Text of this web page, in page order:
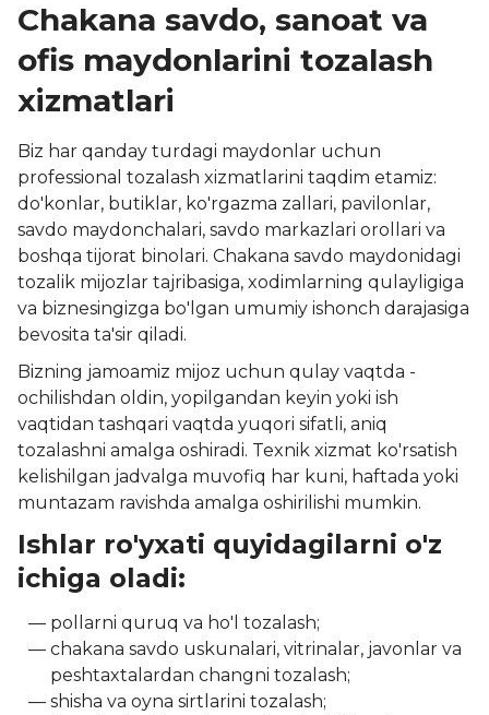
Chakana savdo, sanoat va
ofis maydonlarini tozalash
xizmatlari
Biz har qanday turdagi maydonlar uchun
professional tozalash xizmatlarini taqdim etamiz:
do'konlar, butiklar, ko'rgazma zallari, pavilonlar,
savdo maydonchalari, savdo markazlari orollari va
boshqa tijorat binolari. Chakana savdo maydonidagi
tozalik mijozlar tajribasiga, xodimlarning qulayligiga
va biznesingizga bo'lgan umumiy ishonch darajasiga
bevosita ta'sir qiladi.
Bizning jamoamiz mijoz uchun qulay vaqtda -
ochilishdan oldin, yopilgandan keyin yoki ish
vaqtidan tashqari vaqtda yuqori sifatli, aniq
tozalashni amalga oshiradi. Texnik xizmat ko'rsatish
kelishilgan jadvalga muvofiq har kuni, haftada yoki
muntazam ravishda amalga oshirilishi mumkin.
Ishlar ro'yxati quyidagilarni o'z
ichiga oladi:
pollarni quruq va ho'l tozalash;
chakana savdo uskunalari, vitrinalar, javonlar va
peshtaxtalardan changni tozalash;
shisha va oyna sirtlarini tozalash;